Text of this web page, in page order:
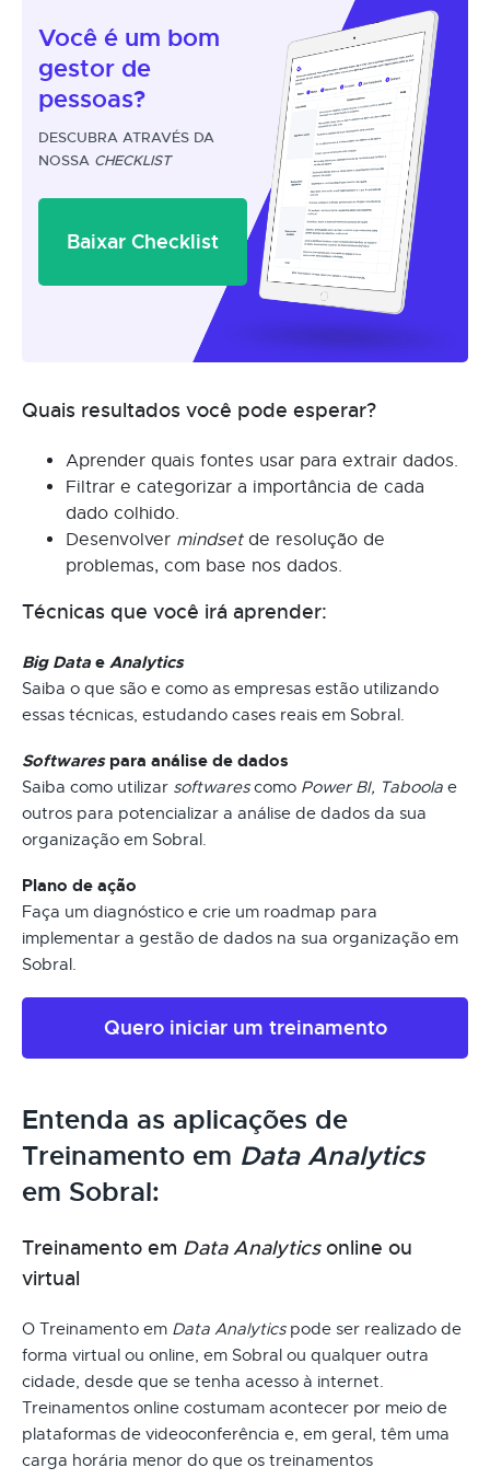
Você é um bom
gestor de
pessoas?
DESCUBRA ATRAVÉS DA
NOSSA CHECKLIST
Baixar Checklist
Quais resultados você pode esperar?
Aprender quais fontes usar para extrair dados.
Filtrar e categorizar a importância de cada
dado colhido.
Desenvolver mindsetde resolução de
problemas, com base nos dados.
Técnicas que você irá aprender:
Big Data e Analytics
Saiba o que são e como as empresas estão utilizando
essas técnicas, estudando cases reais em Sobral.
Softwarespara análise de dados
Saiba como utilizar softwarescomo Power BI, Taboola e
outros para potencializar a análise de dados da sua
organização em Sobral.
Plano de ação
Faça um diagnóstico e crie um roadmap para
implementar a gestão de dados na sua organização em
Sobral.
Quero iniciar um treinamento
Entenda as aplicações de
Treinamento em Data Analytics
em Sobral:
Treinamento em Data Analyticsonline ou
virtual
O Treinamento em Data Analyticspode ser realizado de
forma virtual ou online, em Sobral ou qualquer outra
cidade, desde que se tenha acesso à internet.
Treinamentos online costumam acontecer por meio de
plataformas de videoconferência e, em geral, têm uma
carga horária menor do que os treinamentos